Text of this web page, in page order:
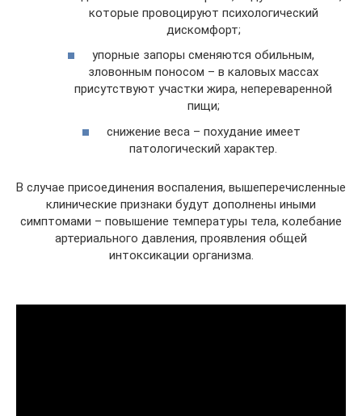
которые провоцируют психологический
дискомфорт;
упорные запоры сменяются обильным,
зловонным поносом – в каловых массах
присутствуют участки жира, непереваренной
пищи;
снижение веса – похудание имеет
патологический характер.
В случае присоединения воспаления, вышеперечисленные
клинические признаки будут дополнены иными
симптомами – повышение температуры тела, колебание
артериального давления, проявления общей
интоксикации организма.